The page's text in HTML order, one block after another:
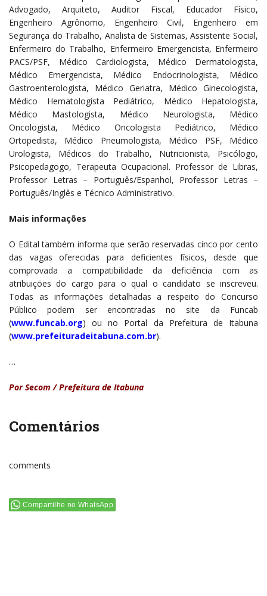
Advogado, Arquiteto, Auditor Fiscal, Educador Físico,
Engenheiro Agrônomo, Engenheiro Civil, Engenheiro em
Segurança do Trabalho, Analista de Sistemas, Assistente Social,
Enfermeiro do Trabalho, Enfermeiro Emergencista, Enfermeiro
PACS/PSF, Médico Cardiologista, Médico Dermatologista,
Médico Emergencista, Médico Endocrinologista, Médico
Gastroenterologista, Médico Geriatra, Médico Ginecologista,
Médico Hematologista Pediátrico, Médico Hepatologista,
Médico Mastologista, Médico Neurologista, Médico
Oncologista, Médico Oncologista Pediátrico, Médico
Ortopedista, Médico Pneumologista, Médico PSF, Médico
Urologista, Médicos do Trabalho, Nutricionista, Psicólogo,
Psicopedagogo, Terapeuta Ocupacional. Professor de Libras,
Professor Letras – Português/Espanhol, Professor Letras –
Português/Inglês e Técnico Administrativo.
Mais informações
O Edital também informa que serão reservadas cinco por cento
das vagas oferecidas para deficientes físicos, desde que
comprovada a compatibilidade da deficiência com as
atribuições do cargo para o qual o candidato se inscreveu.
Todas as informações detalhadas a respeito do Concurso
Público podem ser encontradas no site da Funcab
(www.funcab.org) ou no Portal da Prefeitura de Itabuna
(www.prefeituradeitabuna.com.br).
…
Por Secom / Prefeitura de Itabuna
Comentários
comments
Compartilhe no WhatsApp